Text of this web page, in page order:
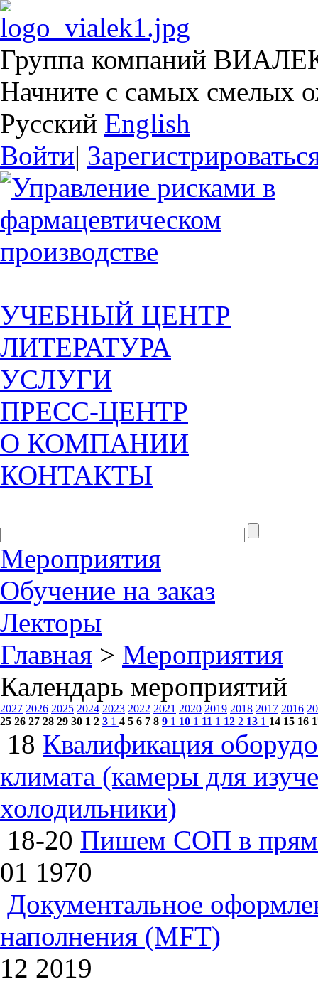
Группа компаний
Начните с самых смелых
Русский English
Войти|
УЧЕБНЫЙ ЦЕНТР
ЛИТЕРАТУРА
УСЛУГИ
ПРЕСС-ЦЕНТР
О КОМПАНИИ
КОНТАКТЫ
Мероприятия
Обучение на заказ
Лекторы
Главная > Мероприятия
Календарь мероприятий
2027 2026 2025 2024 2023 2022 2021 2020 2019 2018 2017 2016
25 26 27 28 29 30 1 2 3 1 4 5 6 7 8 9 1 10 1 11 1 12 2 13 1 14 15 16
18 Квалификация
климата (камеры для
холодильники)
18-20 Пишем СОП в
01 1970
Документальное
наполнения (MFT)
12 2019